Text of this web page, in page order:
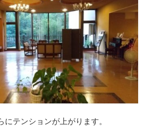
にテンションが上がります。